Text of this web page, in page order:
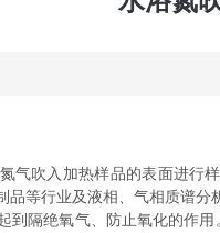
吹入加热样品的表面进行样
品等行业及液相、气相质谱分
隔绝氧气、防止氧化的作用